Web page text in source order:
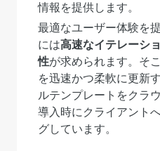
情報を提供します。
最適なユーザー体験を
には高速なイテレーシ
性が求められます。そ
を迅速かつ柔軟に更新
ルテンプレートをクラ
導入時にクライアント
グしています。